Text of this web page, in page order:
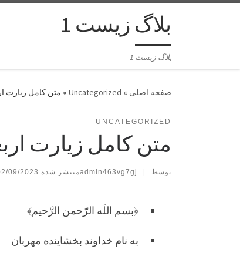
بلاگ زیست 1
بلاگ زیست 1
»
Uncategorized
» متن کامل زیارت
UNCATEGORIZED
متن کامل زیارت
توسط admin463vg7gj
09/2023
﴿بسم اللَه الرّحمٰن الرَّحيم﴾
به نام خداوند بخشاینده مهربان